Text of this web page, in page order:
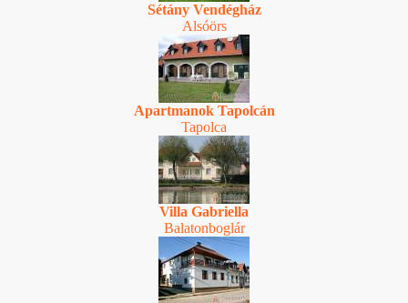
Sétány Vendégház
Alsóörs
Apartmanok Tapolcán
Tapolca
Villa Gabriella
Balatonboglár